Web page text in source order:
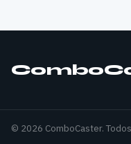
© 2026 ComboCaster.